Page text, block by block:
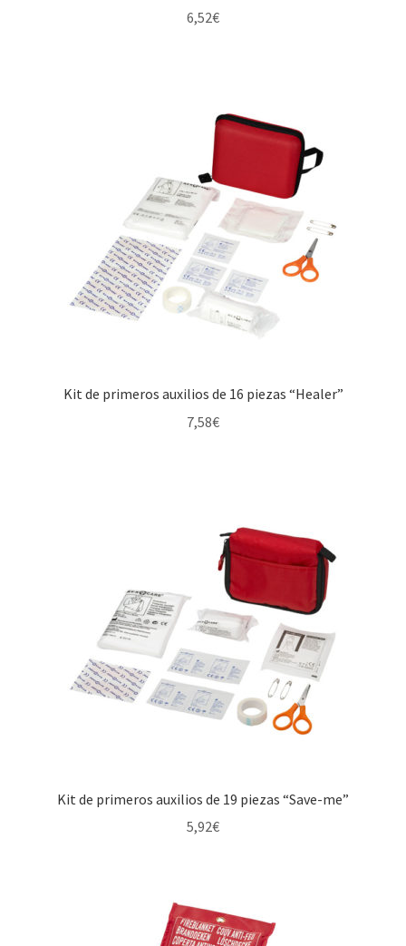
6,52€
Kit de primeros auxilios de 16 piezas “Healer”
7,58€
Kit de primeros auxilios de 19 piezas “Save-me”
5,92€